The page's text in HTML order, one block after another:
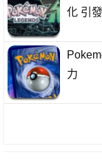
化 引
力